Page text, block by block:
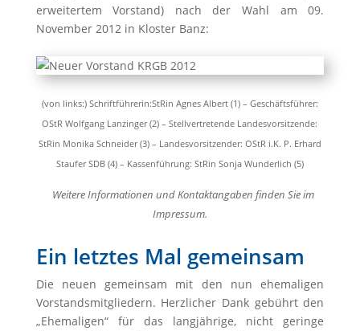
erweitertem Vorstand) nach der Wahl am 09.
November 2012 in Kloster Banz:
(von links:) Schriftführerin:StRin Agnes Albert (1) – Geschäftsführer:
OStR Wolfgang Lanzinger (2)– Stellvertretende Landesvorsitzende:
StRin Monika Schneider (3) – Landesvorsitzender: OStR i.K. P. Erhard
Staufer SDB (4) – Kassenführung: StRin Sonja Wunderlich (5)
Weitere Informationen und Kontaktangaben finden Sie im
Impressum.
Ein letztes Mal gemeinsam
Die neuen gemeinsam mit den nun ehemaligen
Vorstandsmitgliedern. Herzlicher Dank gebührt den
„Ehemaligen“ für das langjährige, nicht geringe